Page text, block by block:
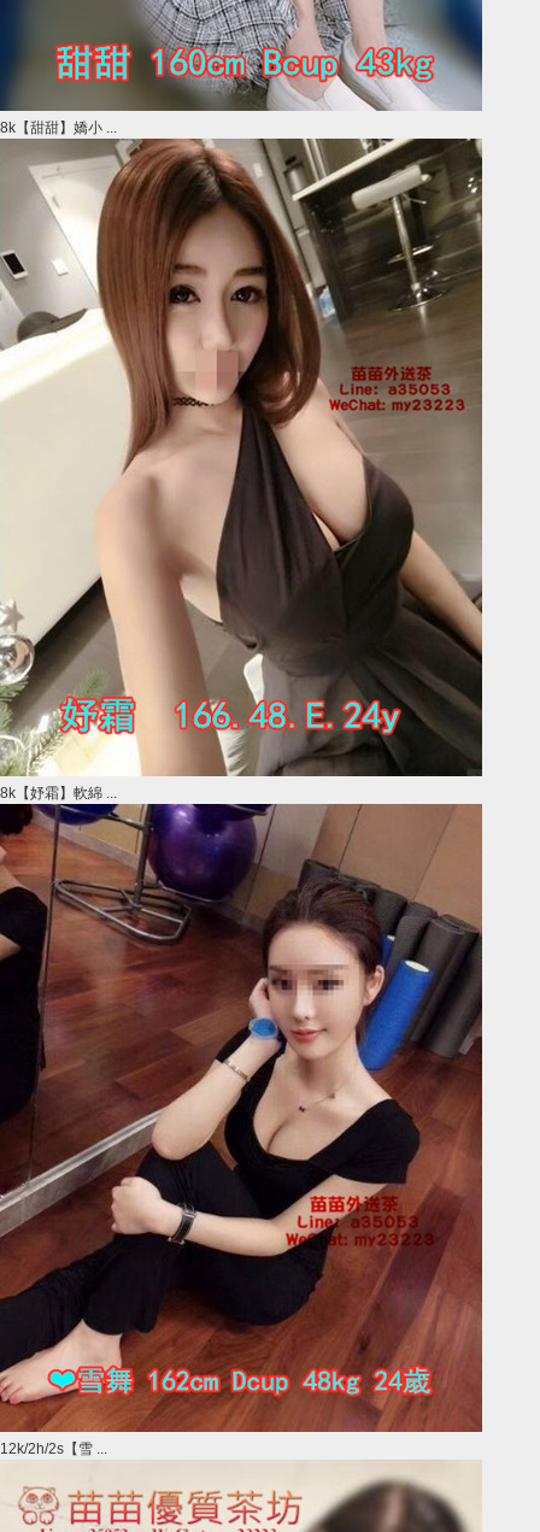
8k【甜甜】嬌小 ...
8k【妤霜】軟綿 ...
12k/2h/2s【雪 ...